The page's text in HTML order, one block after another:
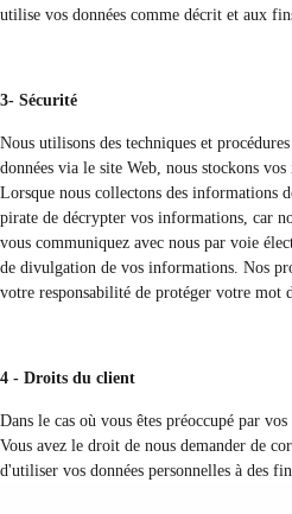
utilise vos données comme décrit et aux
3- Sécurité
Nous utilisons des techniques et
données via le site Web, nous stockons
Lorsque nous collectons des informations
pirate de décrypter vos informations, car
vous communiquez avec nous par voie
de divulgation de vos informations. Nos
votre responsabilité de protéger votre mot
4 - Droits du client
Dans le cas où vous êtes préoccupé par
Vous avez le droit de nous demander de
d'utiliser vos données personnelles à des